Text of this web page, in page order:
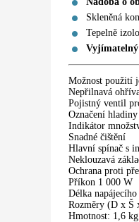
Skleněná
Tepelně
Možnost použití
Nepřilnavá
Pojistný ventil
Označení
Indikátor
Snadné čištění
Hlavní spínač s
Neklouzavá
Ochrana proti
Příkon 1 000 W
Délka
Rozměry (D x Š
Hmotnost: 1,6 kg